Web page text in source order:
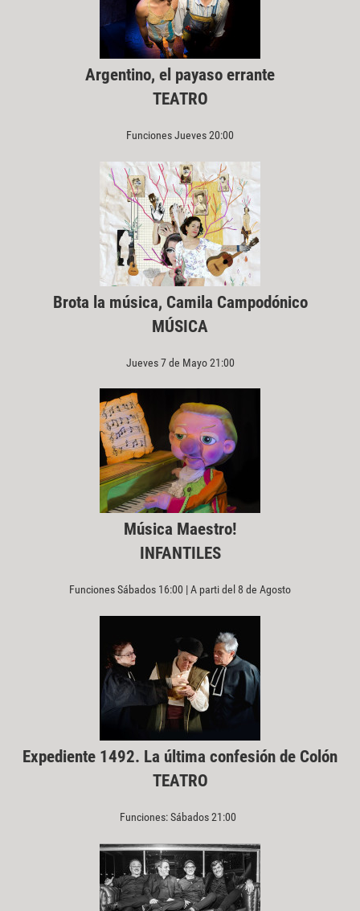
Argentino, el payaso errante
TEATRO
Funciones Jueves 20:00
Brota la música, Camila Campodónico
MÚSICA
Jueves 7 de Mayo 21:00
Música Maestro!
INFANTILES
Funciones Sábados 16:00 | A parti del 8 de Agosto
Expediente 1492. La última confesión de Colón
TEATRO
Funciones: Sábados 21:00